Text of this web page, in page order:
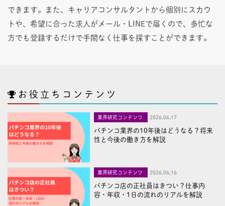
できます。また、キャリアコンサルタントから個別にスカウ
トや、希望に合った求人がメール・LINEで届くので、多忙な
方でも登録するだけで手間なく仕事を探すことができます。
お役立ちコンテンツ
業界研究コンテンツ 2026,06,17
パチンコ業界の10年後はどうなる？将来
性と今後の働き方を解説
業界研究コンテンツ 2026,06,16
パチンコ店の正社員はきつい？仕事内
容・年収・1日の流れのリアルを解説